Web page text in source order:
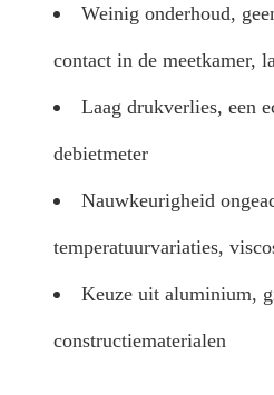
Weinig onderhoud,
contact in de meetkamer,
Laag drukverlies, een
debietmeter
Nauwkeurigheid
temperatuurvariaties,
Keuze uit aluminium,
constructiematerialen